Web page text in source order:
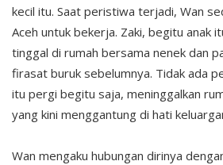
kecil itu. Saat peristiwa terjadi, Wan
Aceh untuk bekerja. Zaki, begitu anak
tinggal di rumah bersama nenek dan
firasat buruk sebelumnya. Tidak ada
itu pergi begitu saja, meninggalkan
yang kini menggantung di hati
Wan mengaku hubungan dirinya